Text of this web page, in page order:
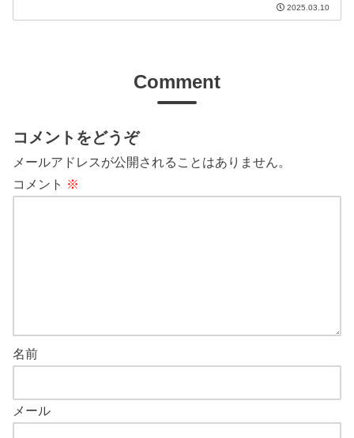
2025.03.10
Comment
コメントをどうぞ
メールアドレスが公開されることはありません。
コメント ※
名前
メール